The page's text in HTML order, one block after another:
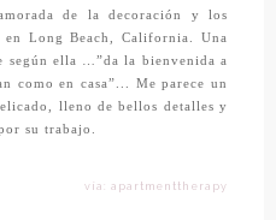
de la decoración y los
Long Beach, California. Una
según ella …”da la bienvenida a
como en casa”... Me parece un
lleno de bellos detalles y
su trabajo.
vía: apartmenttherapy